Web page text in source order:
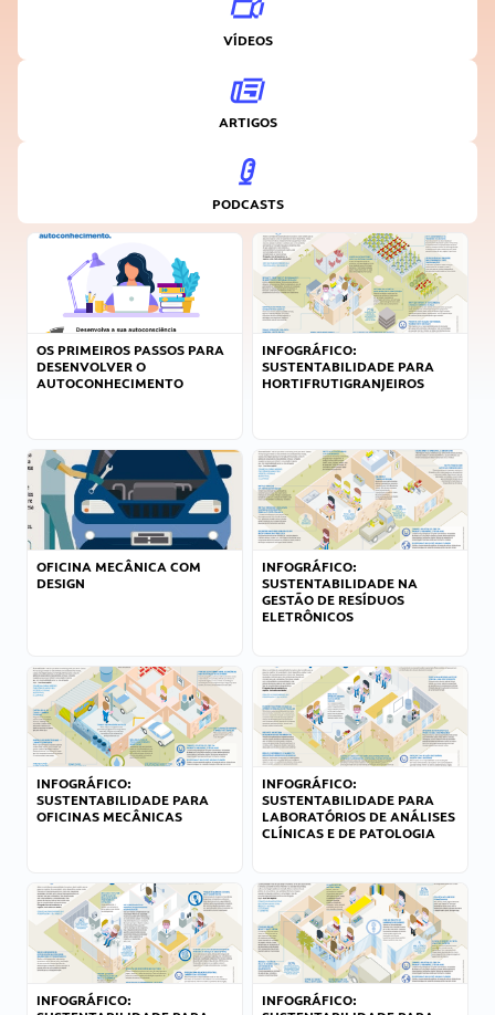
VÍDEOS
ARTIGOS
PODCASTS
OS PRIMEIROS PASSOS PARA
DESENVOLVER O
AUTOCONHECIMENTO
INFOGRÁFICO:
SUSTENTABILIDADE PARA
HORTIFRUTIGRANJEIROS
OFICINA MECÂNICA COM
DESIGN
INFOGRÁFICO:
SUSTENTABILIDADE NA
GESTÃO DE RESÍDUOS
ELETRÔNICOS
INFOGRÁFICO:
SUSTENTABILIDADE PARA
OFICINAS MECÂNICAS
INFOGRÁFICO:
SUSTENTABILIDADE PARA
LABORATÓRIOS DE ANÁLISES
CLÍNICAS E DE PATOLOGIA
INFOGRÁFICO:
INFOGRÁFICO: